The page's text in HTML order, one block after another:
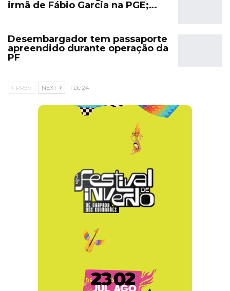
irmã de Fábio Garcia na PGE;…
Desembargador tem passaporte
apreendido durante operação da
PF
PREV NEXT 1 De 24